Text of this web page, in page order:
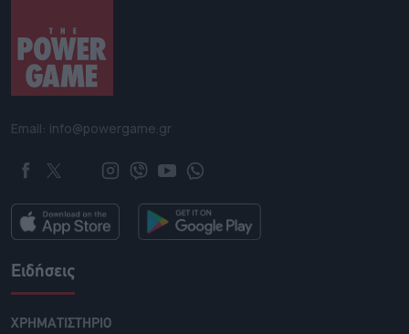
Email: info@powergame.gr
Ειδήσεις
ΧΡΗΜΑΤΙΣΤΗΡΙΟ